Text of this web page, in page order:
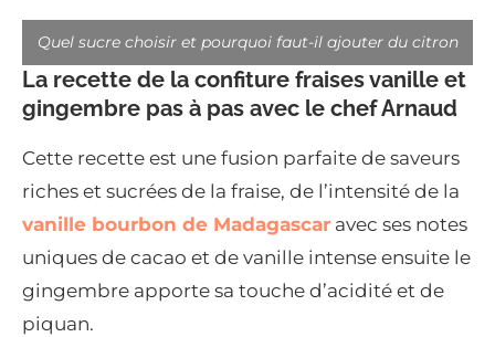
Quel sucre choisir et pourquoi faut-il ajouter du citron
La recette de la confiture fraises vanille et
gingembre pas à pas avec le chef Arnaud
Cette recette est une fusion parfaite de saveurs
riches et sucrées de la fraise, de l’intensité de la
vanille bourbon de Madagascar avec ses notes
uniques de cacao et de vanille intense ensuite le
gingembre apporte sa touche d’acidité et de
piquan.